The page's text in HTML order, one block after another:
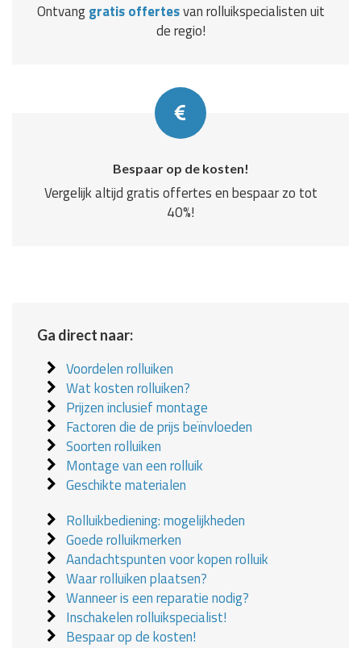
Ontvanggratis offertesvan rolluikspecialisten uit
de regio!
Bespaar op de kosten!
Vergelijk altijd gratis offertes en bespaar zo tot
40%!
Ga direct naar:
Voordelen rolluiken
Wat kosten rolluiken?
Prijzen inclusief montage
Factoren die de prijs beïnvloeden
Soorten rolluiken
Montage van een rolluik
Geschikte materialen
Rolluikbediening: mogelijkheden
Goede rolluikmerken
Aandachtspunten voor kopen rolluik
Waar rolluiken plaatsen?
Wanneer is een reparatie nodig?
Inschakelen rolluikspecialist!
Bespaar op de kosten!